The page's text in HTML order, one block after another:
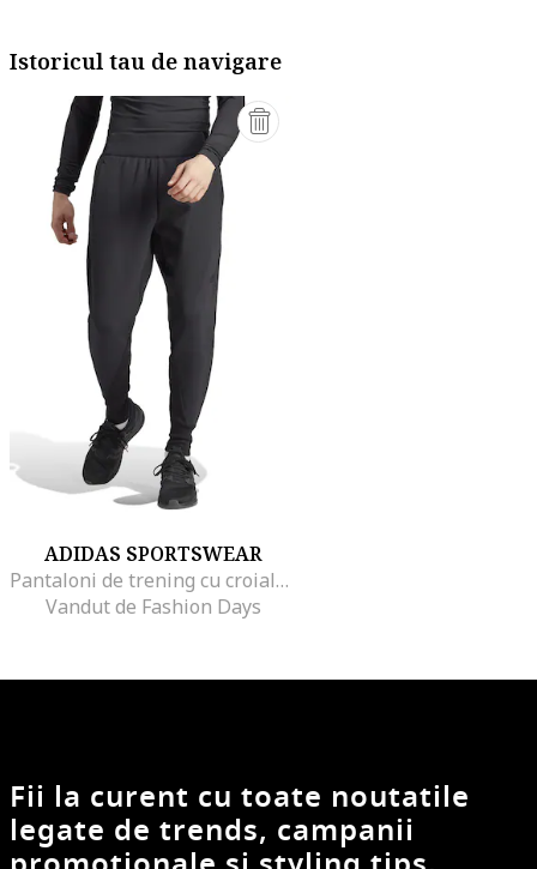
Istoricul tau de navigare
ADIDAS SPORTSWEAR
Pantaloni de trening cu croiala conica si logo Z.N.E, Negru
Vandut de Fashion Days
Fii la curent cu toate noutatile
legate de trends, campanii